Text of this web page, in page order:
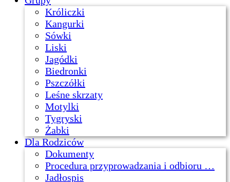
Króliczki
Kangurki
Sówki
Liski
Jagódki
Biedronki
Pszczółki
Leśne skrzaty
Motylki
Tygryski
Żabki
Dla Rodziców
Dokumenty
Procedura przyprowadzania i odbioru …
Jadłospis